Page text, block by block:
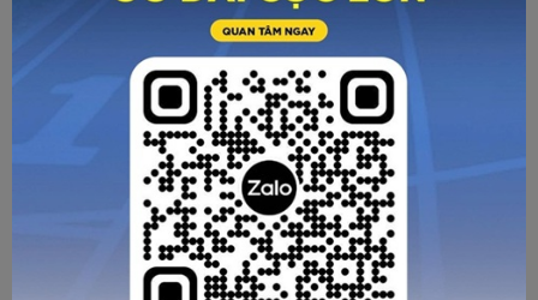
Ở mỗi phiên bản đều sử dụng gam màu đơn sắc (all white,
all blue…) để tạo ra nét trẻ trung, cả tính. Nửa thân trên
được thiết kế với các chấm trỏn có kích thước và màu sắc
đậm nhạt khác nhau, giúp tạo điểm nhấn. Nửa thân dưới là
các đường kẻ mảnh, đan xen. Logo Zocker hình chú sóc
thông minh, nhanh nhẹn được làm nổi bật. Dòng chữ Inspire
được đặt gần với logo, gửi gắm thông điệp tích cực tới
những người yêu bóng đá.
Cầu thủ đượcZocker“chọn mặt gửi vàng” để ra mắt mẫu
giày mới chính là Đỗ Hùng Dũng – Tiền vệ đội trưởng của
Đội tuyển Quốc gia Việt Nam. Sự đồng hành giữa một cầu